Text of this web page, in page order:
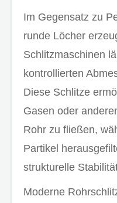
Im Gegensatz zu
runde Löcher
Schlitzmaschinen
kontrollierten
Diese Schlitze
Gasen oder
Rohr zu fließen,
Partikel
strukturelle
Moderne